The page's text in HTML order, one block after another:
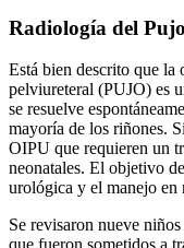
Radiología del Pujo
Está bien descrito que la
pelviureteral (PUJO) es
se resuelve
mayoría de los riñones.
OIPU que requieren un
neonatales. El objetivo
urológica y el manejo en
Se revisaron nueve